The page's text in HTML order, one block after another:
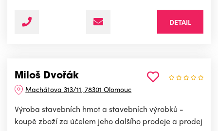
DETAIL
Miloš Dvořák
Machátova 313/11, 78301 Olomouc
Výroba stavebních hmot a stavebních výrobků -
koupě zboží za účelem jeho dalšího prodeje a prodej